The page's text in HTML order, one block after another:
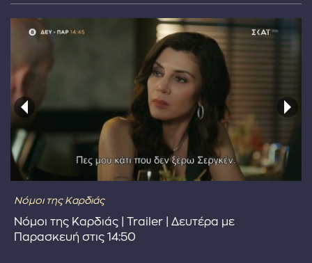
Νόμοι της Καρδιάς
Νόμοι της Καρδιάς | Trailer | Δευτέρα με
Παρασκευή στις 14:50